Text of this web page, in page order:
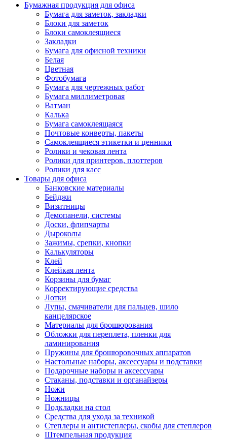
Бумажная продукция для офиса
Бумага для заметок, закладки
Блоки для заметок
Блоки самоклеящиеся
Закладки
Бумага для офисной техники
Белая
Цветная
Фотобумага
Бумага для чертежных работ
Бумага миллиметровая
Ватман
Калька
Бумага самоклеящаяся
Почтовые конверты, пакеты
Самоклеящиеся этикетки и ценники
Ролики и чековая лента
Ролики для принтеров, плоттеров
Ролики для касс
Товары для офиса
Банковские материалы
Бейджи
Визитницы
Демопанели, системы
Доски, флипчарты
Дыроколы
Зажимы, срепки, кнопки
Калькуляторы
Клей
Клейкая лента
Корзины для бумаг
Корректирующие средства
Лотки
Лупы, смачиватели для пальцев, шило
канцелярское
Материалы для брошюрования
Обложки для переплета, пленки для
ламинирования
Пружины для брошюровочных аппаратов
Настольные наборы, аксессуары и подставки
Подарочные наборы и аксессуары
Стаканы, подставки и органайзеры
Ножи
Ножницы
Подкладки на стол
Средства для ухода за техникой
Степлеры и антистеплеры, скобы для степлеров
Штемпельная продукция